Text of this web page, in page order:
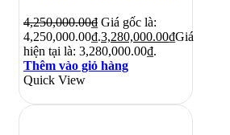
4,250,000.00₫ Giá gốc là:
4,250,000.00₫.3,280,000.00₫Giá
hiện tại là: 3,280,000.00₫.
Thêm vào giỏ hàng
Quick View